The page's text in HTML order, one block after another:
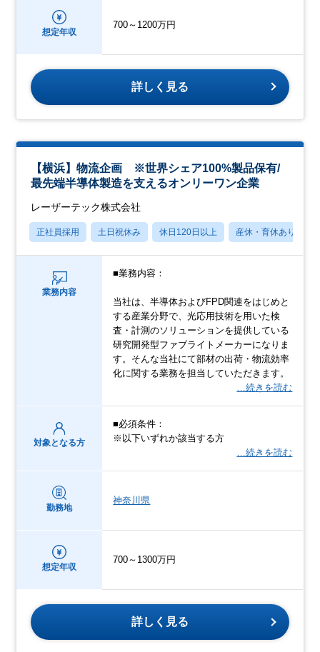
想定年収
700～1200万円
詳しく見る
【横浜】物流企画 ※世界シェア100%製品保有/
最先端半導体製造を支えるオンリーワン企業
レーザーテック株式会社
正社員採用 土日祝休み 休日120日以上 産休・育休あり
業務内容
■業務内容：
当社は、半導体およびFPD関連をはじめと
する産業分野で、光応用技術を用いた検
査・計測のソリューションを提供している
研究開発型ファブライトメーカーになりま
す。そんな当社にて部材の出荷・物流効率
化に関する業務を担当していただきます。
…続きを読む
対象となる方
■必須条件：
※以下いずれか該当する方
…続きを読む
勤務地
神奈川県
想定年収
700～1300万円
詳しく見る